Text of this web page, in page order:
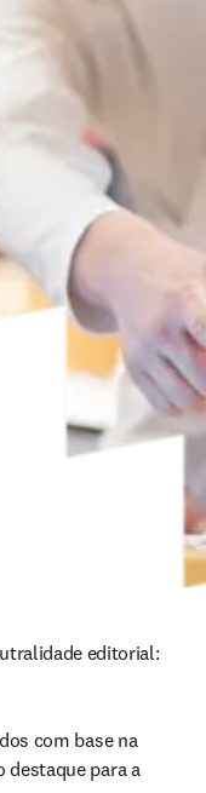
editorial:
com base na
destaque para a